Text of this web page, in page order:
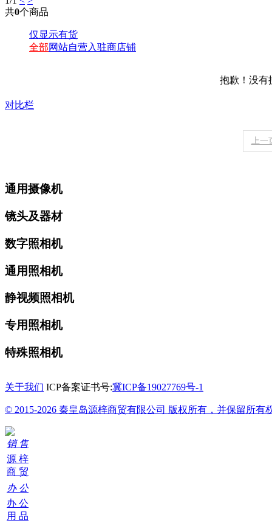
共0个商品
仅显示有货
全部网站自营入驻商店铺
抱歉！没
对比栏
上一
通用摄像机
镜头及器材
数字照相机
通用照相机
静视频照相机
专用照相机
特殊照相机
关于我们 ICP备案证书号:冀ICP备19027769号-1
© 2015-2026 秦皇岛源梓商贸有限公司 版权所有，并保留所有
销 售
源 梓
商 贸
办 公
办 公
用 品